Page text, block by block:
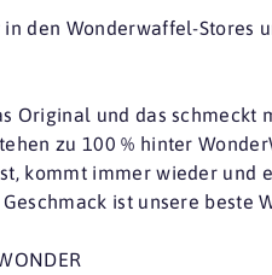
den Wonderwaffel-Stores
Original und das schmeckt
zu 100 % hinter
kommt immer wieder und
ist unsere beste